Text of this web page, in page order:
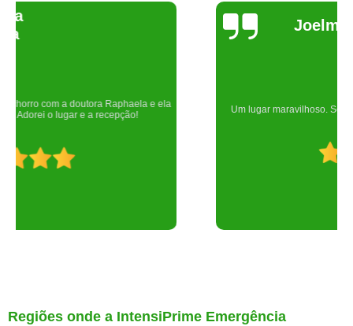
Um lugar maravilhoso. Sempre serei grata pelo que fizeram por nós!
Regiões onde a IntensiPrime Emergência